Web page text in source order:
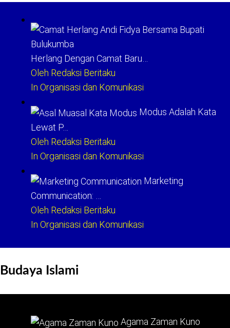
Herlang Dengan Camat Baru…
Oleh Redaksi Beritaku
In Organisasi dan Komunikasi
Modus Adalah Kata
Lewat P…
Oleh Redaksi Beritaku
In Organisasi dan Komunikasi
Marketing
Communication: …
Oleh Redaksi Beritaku
In Organisasi dan Komunikasi
Budaya Islami
Agama Zaman Kuno